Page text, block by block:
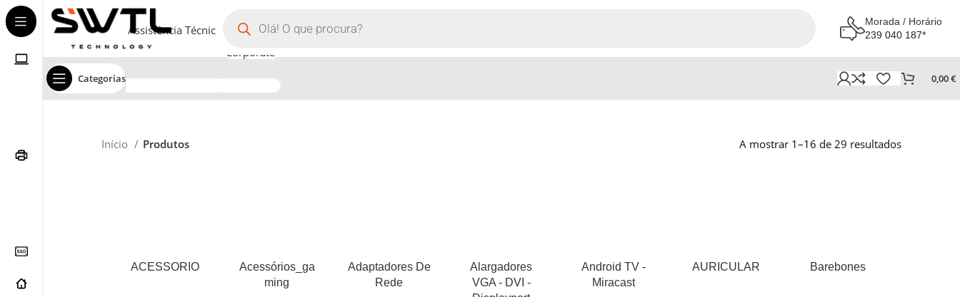
Morada / Horário
239 040 187*
Categorias
Assistência Técnica
Corporate
0,00€
Início Produtos A mostrar 1–16 de 29 resultados
ACESSORIO
Acessórios_ga
Ming
Adaptadores De
Rede
Alargadores
VGA - DVI -
Android TV -
Miracast
AURICULAR Barebones